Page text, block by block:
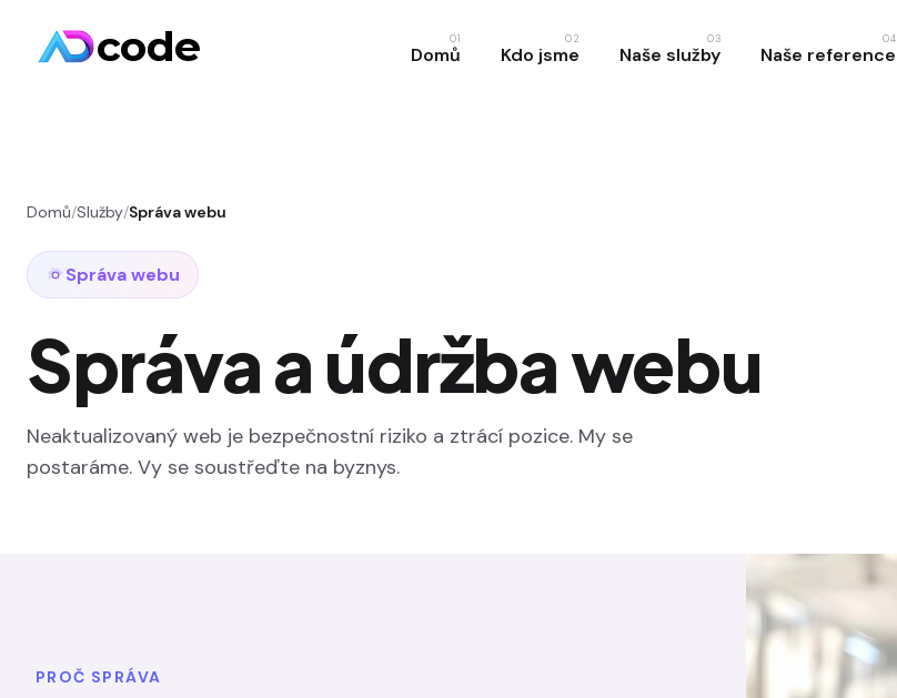
code 01
Domů
02
Kdo jsme
03
Naše služby
04
Naše reference
Domů/Služby/Správa webu
Správa webu
Správa a údržba webu
Neaktualizovaný web je bezpečnostní riziko a ztrácí pozice. My se
postaráme. Vy se soustřeďte na byznys.
PROČ SPRÁVA